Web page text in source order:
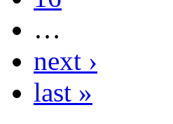
…
next ›
last »